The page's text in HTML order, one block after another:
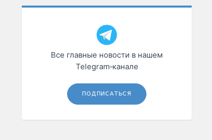
Все главные новости в нашем
Telegram‑канале
ПОДПИСАТЬСЯ